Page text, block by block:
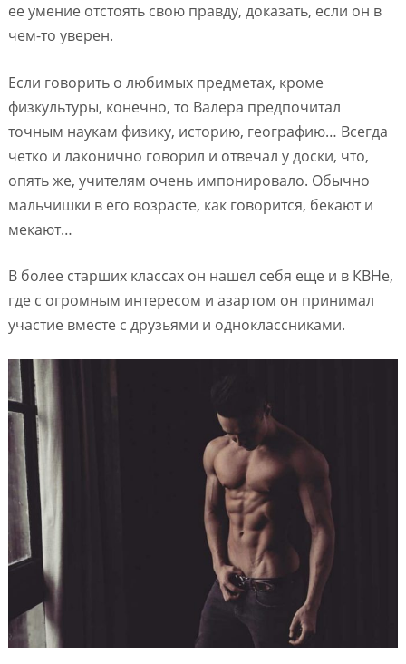
ее умение отстоять свою правду, доказать, если он в
чем-то уверен.
Если говорить о любимых предметах, кроме
физкультуры, конечно, то Валера предпочитал
точным наукам физику, историю, географию… Всегда
четко и лаконично говорил и отвечал у доски, что,
опять же, учителям очень импонировало. Обычно
мальчишки в его возрасте, как говорится, бекают и
мекают…
В более старших классах он нашел себя еще и в КВНе,
где с огромным интересом и азартом он принимал
участие вместе с друзьями и одноклассниками.